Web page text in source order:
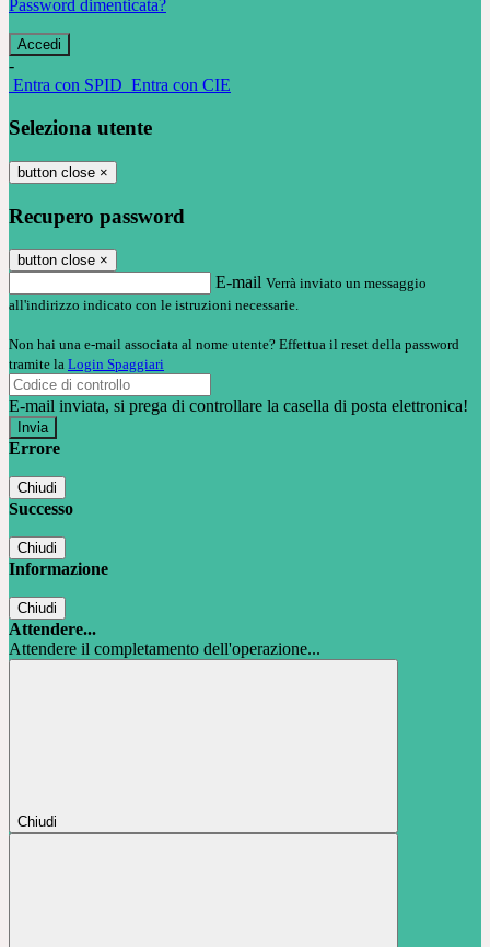
Password dimenticata?
-
Entra con SPID Entra con CIE
Seleziona utente
button close ×
Recupero password
button close ×
E-mail Verrà inviato un messaggio
all'indirizzo indicato con le istruzioni necessarie.
Non hai una e-mail associata al nome utente? Effettua il reset della password
tramite la Login Spaggiari
E-mail inviata, si prega di controllare la casella di posta elettronica!
Errore
Chiudi
Successo
Chiudi
Informazione
Chiudi
Attendere...
Attendere il completamento dell'operazione...
Chiudi